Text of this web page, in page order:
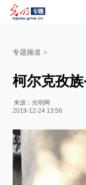
专题频道 >
柯尔克孜族
来源：光明网
2019-12-24 13:56